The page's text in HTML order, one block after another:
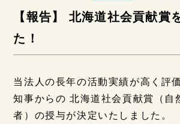
【報告】 北海道社会貢献賞
た！
当法人の長年の活動実績が高く評
知事からの 北海道社会貢献賞（自
者）の授与が決定いたしました。